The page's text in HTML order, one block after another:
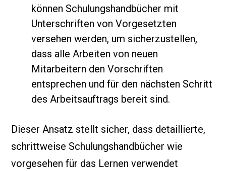
können Schulungshandbücher mit
Unterschriften von Vorgesetzten
versehen werden, um sicherzustellen,
dass alle Arbeiten von neuen
Mitarbeitern den Vorschriften
entsprechen und für den nächsten Schritt
des Arbeitsauftrags bereit sind.
Dieser Ansatz stellt sicher, dass detaillierte,
schrittweise Schulungshandbücher wie
vorgesehen für das Lernen verwendet